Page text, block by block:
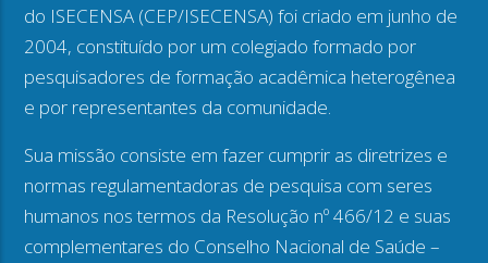
do ISECENSA (CEP/ISECENSA) foi criado em junho de
2004, constituído por um colegiado formado por
pesquisadores de formação acadêmica heterogênea
e por representantes da comunidade.
Sua missão consiste em fazer cumprir as diretrizes e
normas regulamentadoras de pesquisa com seres
humanos nos termos da Resolução nº 466/12 e suas
complementares do Conselho Nacional de Saúde –